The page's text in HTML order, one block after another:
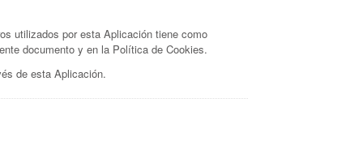
utilizados por esta Aplicación tiene como
documento y en la Política de Cookies.
de esta Aplicación.